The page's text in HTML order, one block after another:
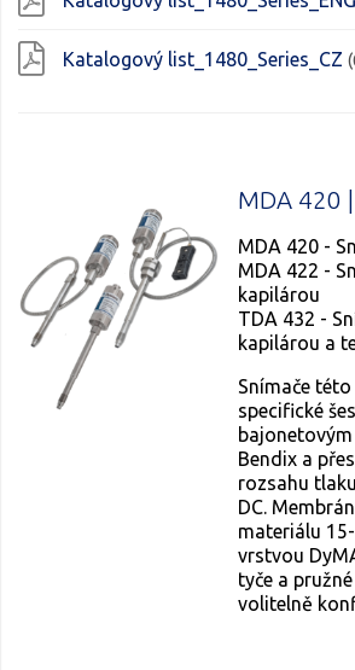
Katalogový list_1480_Series_CZ
MDA 420
MDA 420 -
MDA 422 -
kapilárou
TDA 432 -
kapilárou a
Snímače
specifické
Bendix a
rozsahu
DC.
materiálu
vrstvou
tyče a
volitelně